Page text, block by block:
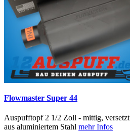
Flowmaster Super 44
Auspufftopf 2 1/2 Zoll - mittig, versetzt
aus aluminiertem Stahl mehr Infos